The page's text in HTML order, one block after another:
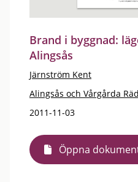
Brand i byggnad:
Alingsås
Järnström Kent
Alingsås och Vårgårda
2011-11-03
Öppna